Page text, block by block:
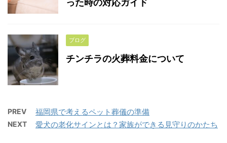
ブログ
チンチラの火葬料金について
PREV 福岡県で考えるペット葬儀の準備
NEXT 愛犬の老化サインとは？家族ができる見守りのかたち